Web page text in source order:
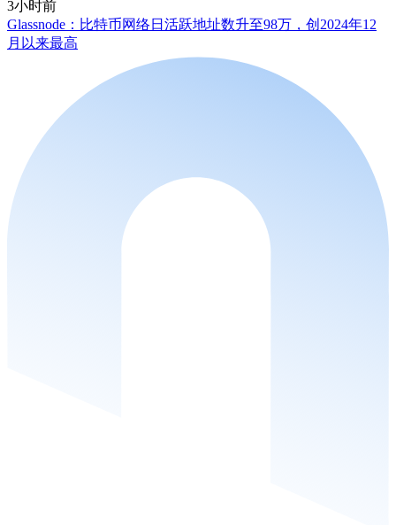
3小时前
Glassnode：比特币网络日活跃地址数升至98万，创2024年12
月以来最高